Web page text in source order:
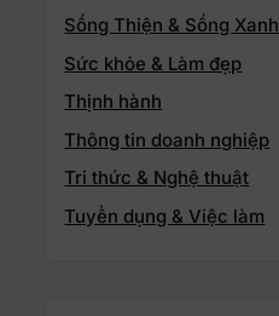
Sống Thiện & Sống Xanh
Sức khỏe & Làm đẹp
Thịnh hành
Thông tin doanh nghiệp
Tri thức & Nghệ thuật
Tuyển dụng & Việc làm